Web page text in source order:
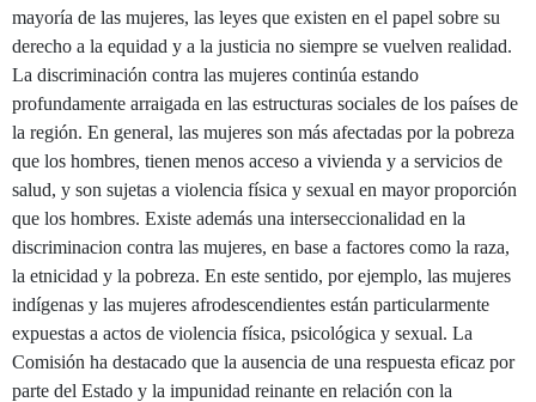
mayoría de las mujeres, las leyes que existen en el papel sobre su
derecho a la equidad y a la justicia no siempre se vuelven realidad.
La discriminación contra las mujeres continúa estando
profundamente arraigada en las estructuras sociales de los países de
la región. En general, las mujeres son más afectadas por la pobreza
que los hombres, tienen menos acceso a vivienda y a servicios de
salud, y son sujetas a violencia física y sexual en mayor proporción
que los hombres. Existe además una interseccionalidad en la
discriminacion contra las mujeres, en base a factores como la raza,
la etnicidad y la pobreza. En este sentido, por ejemplo, las mujeres
indígenas y las mujeres afrodescendientes están particularmente
expuestas a actos de violencia física, psicológica y sexual. La
Comisión ha destacado que la ausencia de una respuesta eficaz por
parte del Estado y la impunidad reinante en relación con la